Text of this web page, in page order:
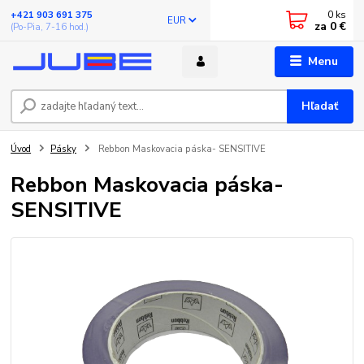
Menu
EUR
Hľadať
+421 903 691 375
(Po-Pia, 7-16 hod.)
0 ks
za 0 €
Úvod Pásky Rebbon Maskovacia páska- SENSITIVE
Rebbon Maskovacia páska-
SENSITIVE